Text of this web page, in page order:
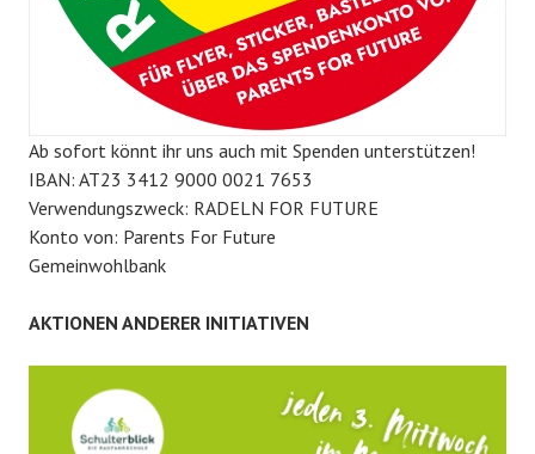
Ab sofort könnt ihr uns auch mit Spenden unterstützen!
IBAN: AT23 3412 9000 0021 7653
Verwendungszweck: RADELN FOR FUTURE
Konto von: Parents For Future
Gemeinwohlbank
AKTIONEN ANDERER INITIATIVEN